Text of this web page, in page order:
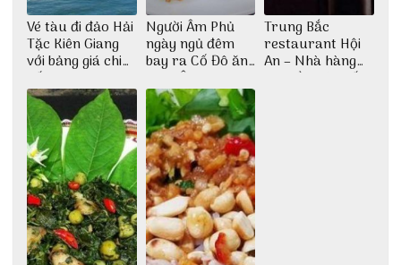
Vé tàu đi đảo Hải
Tặc Kiên Giang
với bảng giá chi
tiết
Người Âm Phủ
ngày ngủ đêm
bay ra Cố Đô ăn
Cơm Âm Phủ
Huế
Trung Bắc
restaurant Hội
An – Nhà hàng
cao lầu có thiết